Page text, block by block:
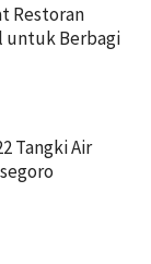
Restoran
untuk Berbagi
Tangki Air